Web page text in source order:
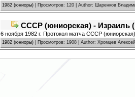
1982 (юниоры) | Просмотров: 120 | Author: Шаренков
СССР (юниорская) - Израиль
6 ноября 1982 г. Протокол матча СССР
1982 (юниоры) | Просмотров: 1908 | Author: Хромцев